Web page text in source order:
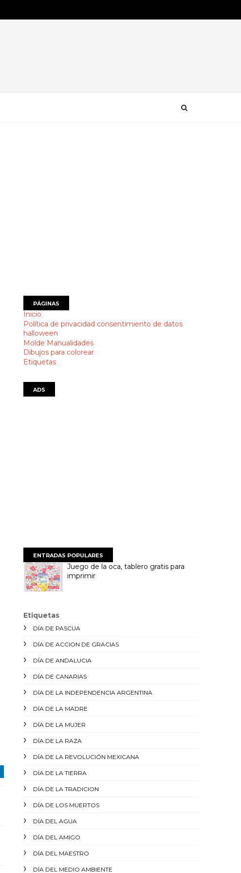
PÁGINAS
Inicio
Política de privacidad consentimiento de datos
halloween
Molde Manualidades
Dibujos para colorear
Etiquetas
ADS
ENTRADAS POPULARES
Juego de la oca, tablero gratis para
imprimir
Etiquetas
DÍA DE PASCUA
DÍA DE ACCION DE GRACIAS
DÍA DE ANDALUCIA
DÍA DE CANARIAS
DÍA DE LA INDEPENDENCIA ARGENTINA
DÍA DE LA MADRE
DÍA DE LA MUJER
DÍA DE LA RAZA
DÍA DE LA REVOLUCIÓN MEXICANA
DÍA DE LA TIERRA
DÍA DE LA TRADICION
DÍA DE LOS MUERTOS
DÍA DEL AGUA
DÍA DEL AMIGO
DÍA DEL MAESTRO
DÍA DEL MEDIO AMBIENTE